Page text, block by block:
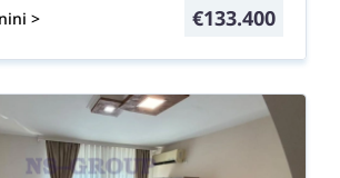
> €133.400